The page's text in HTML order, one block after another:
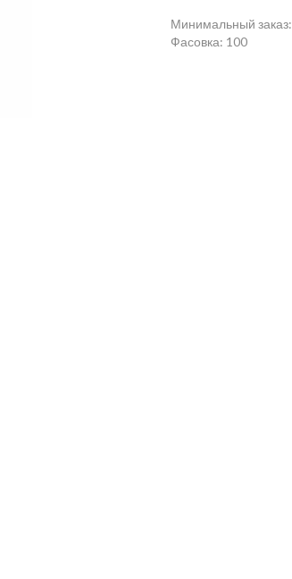
Минимальный заказ:
Фасовка: 100